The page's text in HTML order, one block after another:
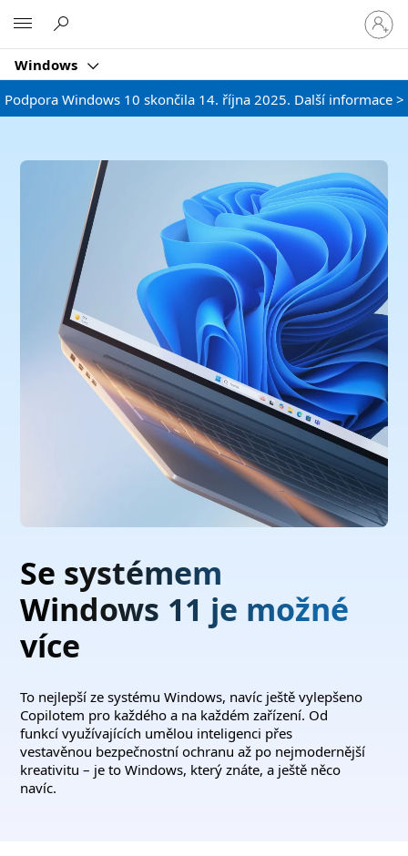
Windows
se
ke
účtu
Podpora Windows 10 skončila 14. října 2025. Další informace >
Se systémem
Windows 11 je možné
více
To nejlepší ze systému Windows, navíc ještě vylepšeno
Copilotem pro každého a na každém zařízení. Od
funkcí využívajících umělou inteligenci přes
vestavěnou bezpečnostní ochranu až po nejmodernější
kreativitu – je to Windows, který znáte, a ještě něco
navíc.